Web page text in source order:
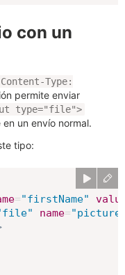
con un
Content-Type:
permite enviar
type="file">
un envío normal.
tipo:
="firstName"
file" name="picture